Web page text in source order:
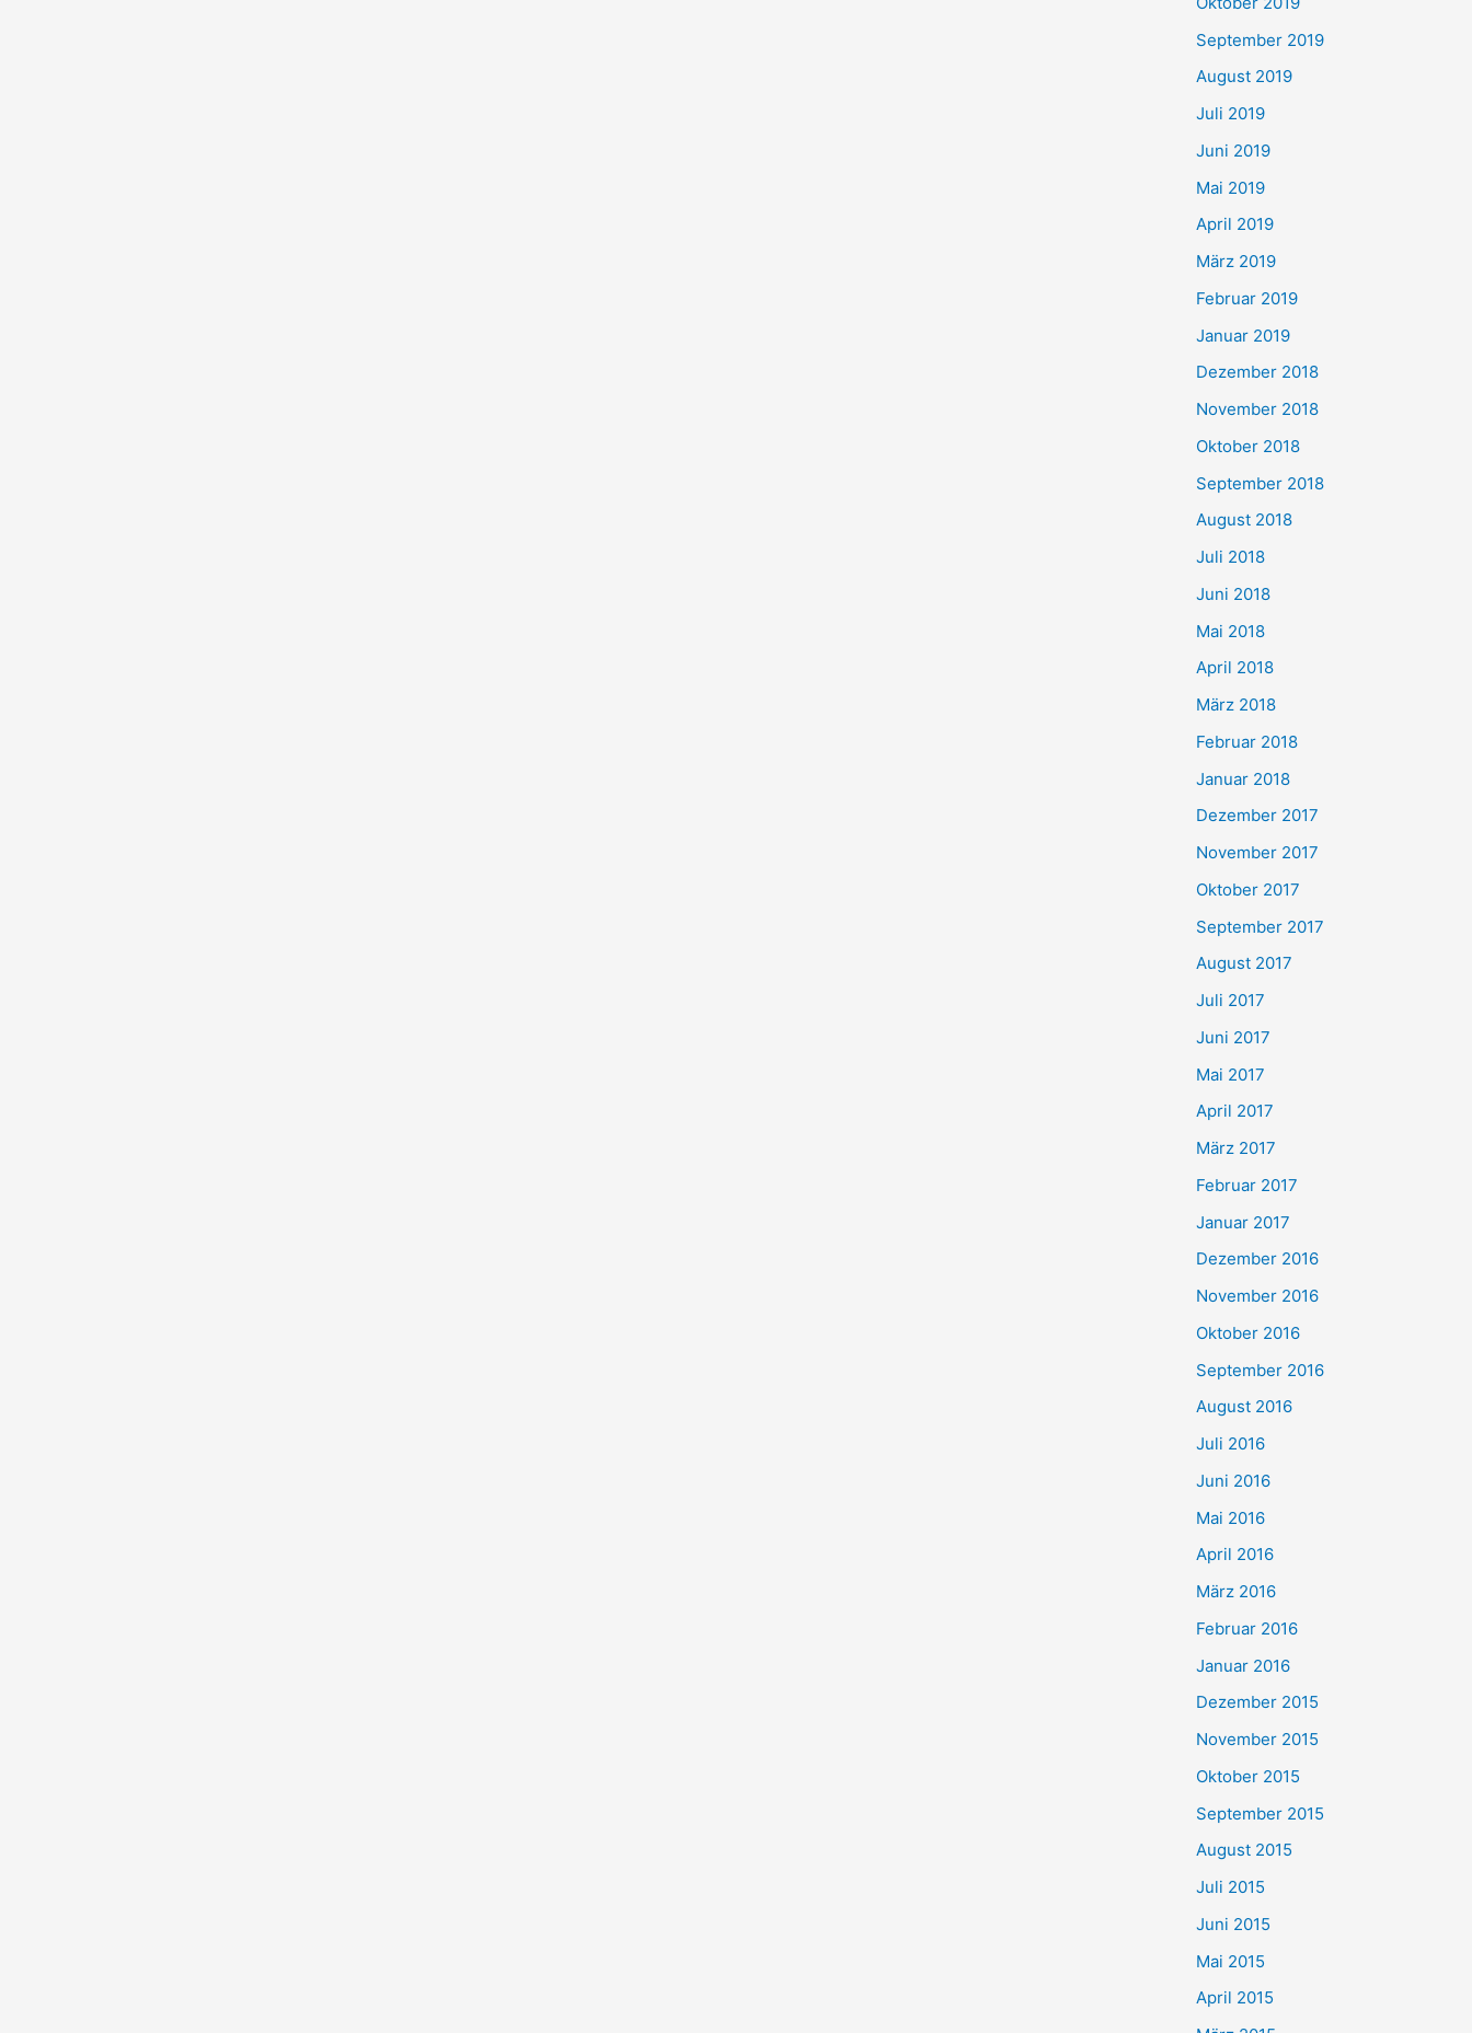
September 2019
August 2019
Juli 2019
Juni 2019
Mai 2019
April 2019
März 2019
Februar 2019
Januar 2019
Dezember 2018
November 2018
Oktober 2018
September 2018
August 2018
Juli 2018
Juni 2018
Mai 2018
April 2018
März 2018
Februar 2018
Januar 2018
Dezember 2017
November 2017
Oktober 2017
September 2017
August 2017
Juli 2017
Juni 2017
Mai 2017
April 2017
März 2017
Februar 2017
Januar 2017
Dezember 2016
November 2016
Oktober 2016
September 2016
August 2016
Juli 2016
Juni 2016
Mai 2016
April 2016
März 2016
Februar 2016
Januar 2016
Dezember 2015
November 2015
Oktober 2015
September 2015
August 2015
Juli 2015
Juni 2015
Mai 2015
April 2015